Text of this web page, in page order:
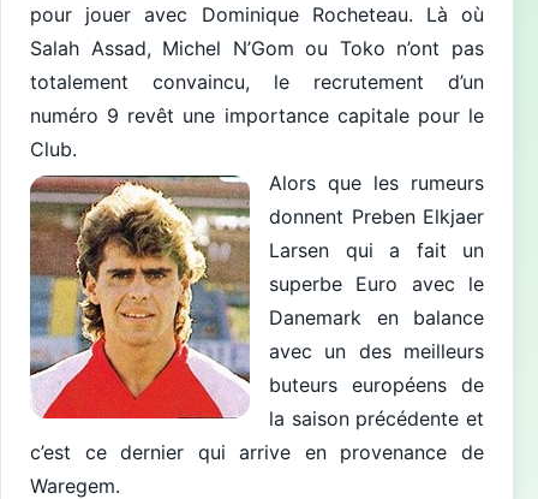
pour jouer avec Dominique Rocheteau. Là où
Salah Assad, Michel N’Gom ou Toko n’ont pas
totalement convaincu, le recrutement d’un
numéro 9 revêt une importance capitale pour le
Club.
Alors que les rumeurs
donnent Preben Elkjaer
Larsen qui a fait un
superbe Euro avec le
Danemark en balance
avec un des meilleurs
buteurs européens de
la saison précédente et
c’est ce dernier qui arrive en provenance de
Waregem.